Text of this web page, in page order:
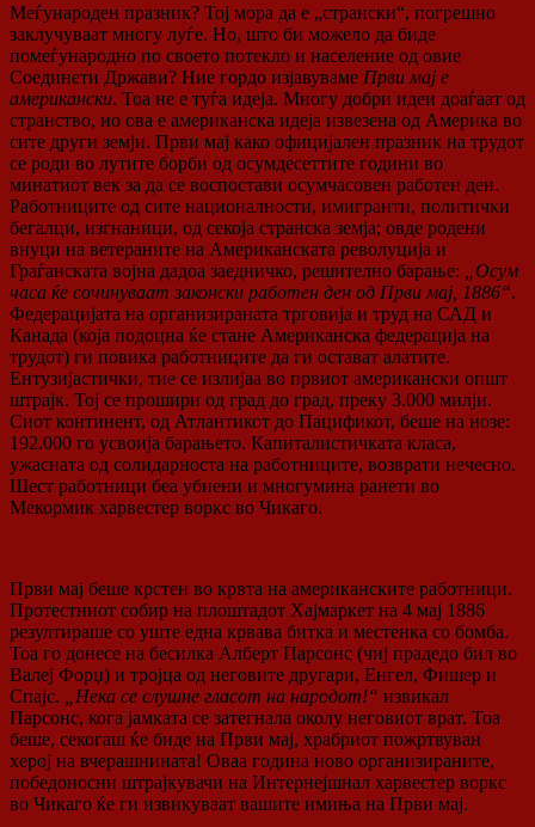
Меѓународен празник? Тој мора да е „странски“, погрешно
заклучуваат многу луѓе. Но, што би можело да биде
помеѓународно по своето потекло и население од овие
Соединети Држави? Ние гордо изјавуваме Први мај е
американски. Тоа не е туѓа идеја. Многу добри идеи доаѓаат од
странство, но ова е американска идеја извезена од Америка во
сите други земји. Први мај како официјален празник на трудот
се роди во лутите борби од осумдесеттите години во
минатиот век за да се воспостави осумчасовен работен ден.
Работниците од сите националности, имигранти, политички
бегалци, изгнаници, од секоја странска земја; овде родени
внуци на ветераните на Американската револуција и
Граѓанската војна дадоа заедничко, решително барање:
„Осум
часа ќе сочинуваат законски работен ден од Први мај, 1886“.
Федерацијата на организираната трговија и труд на САД и
Канада (која подоцна ќе стане Американска федерација на
трудот) ги повика работниците да ги остават алатите.
Ентузијастички, тие се излијаа во првиот американски општ
штрајк. Тој се прошири од град до град, преку 3.000 милји.
Сиот континент, од Атлантикот до Пацификот, беше на нозе:
192.000 го усвоија барањето. Капиталистичката класа,
ужасната од солидарноста на работниците, возврати нечесно.
Шест работници беа убиени и многумина ранети во
Мекормик харвестер воркс во Чикаго.
Први мај беше крстен во крвта на американските работници.
Протестниот собир на плоштадот Хајмаркет на 4 мај 1886
резултираше со уште една крвава битка и местенка со бомба.
Тоа го донесе на бесилка Алберт Парсонс (чиј прадедо бил во
Валеј Форџ) и тројца од неговите другари, Енгел, Фишер и
Спајс. „Нека се слушне гласот на народот!“ извикал
Парсонс, кога јамката се затегнала околу неговиот врат. Тоа
беше, секогаш ќе биде на Први мај, храбриот пожртвуван
херој на вчерашнината! Оваа година ново организираните,
победоносни штрајкувачи на Интернејшнал харвестер воркс
во Чикаго ќе ги извикуваат вашите имиња на Први мај.